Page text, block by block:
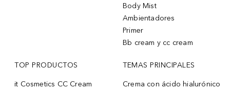
Body Mist
Ambientadores
Primer
Bb cream y cc cream
TOP PRODUCTOS
it Cosmetics CC Cream
TEMAS PRINCIPALES
Crema con ácido hialurónico